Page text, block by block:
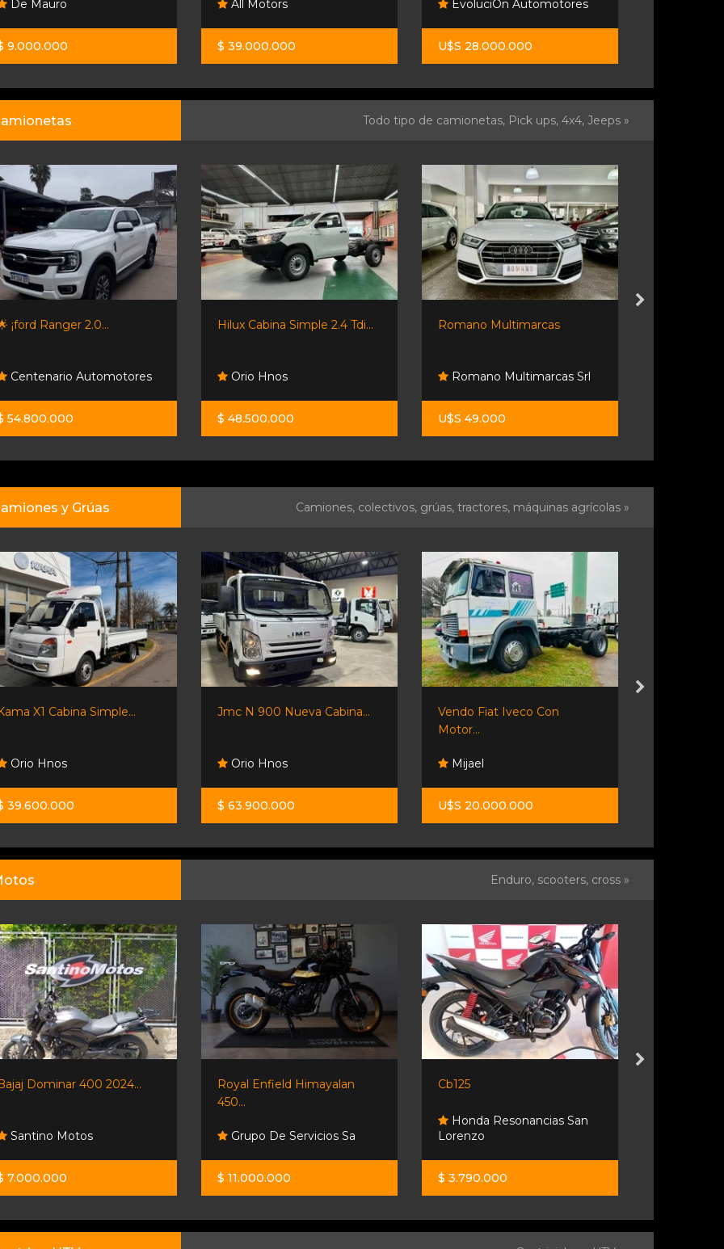
De Mauro
9.000.000
All Motors
$ 39.000.000
EvoluciÓn Automotores
U$S 28.000.000
Todo tipo de camionetas, Pick ups, 4x4, Jeeps »
¡ford Ranger 2.0...
Centenario Automotores
54.800.000
Hilux Cabina Simple 2.4 Tdi...
Orio Hnos
$ 48.500.000
Romano Multimarcas
Romano Multimarcas Srl
U$S 49.000
y Grúas Camiones, colectivos, grúas, tractores, máquinas agrícolas »
X1 Cabina Simple...
Orio Hnos
39.600.000
Jmc N 900 Nueva Cabina...
Orio Hnos
$ 63.900.000
Vendo Fiat Iveco Con
Motor...
Mijael
U$S 20.000.000
Enduro, scooters, cross »
Dominar 400 2024...
Santino Motos
7.000.000
Royal Enfield Himayalan
450...
Grupo De Servicios Sa
$ 11.000.000
Cb125
Honda Resonancias San
Lorenzo
$ 3.790.000